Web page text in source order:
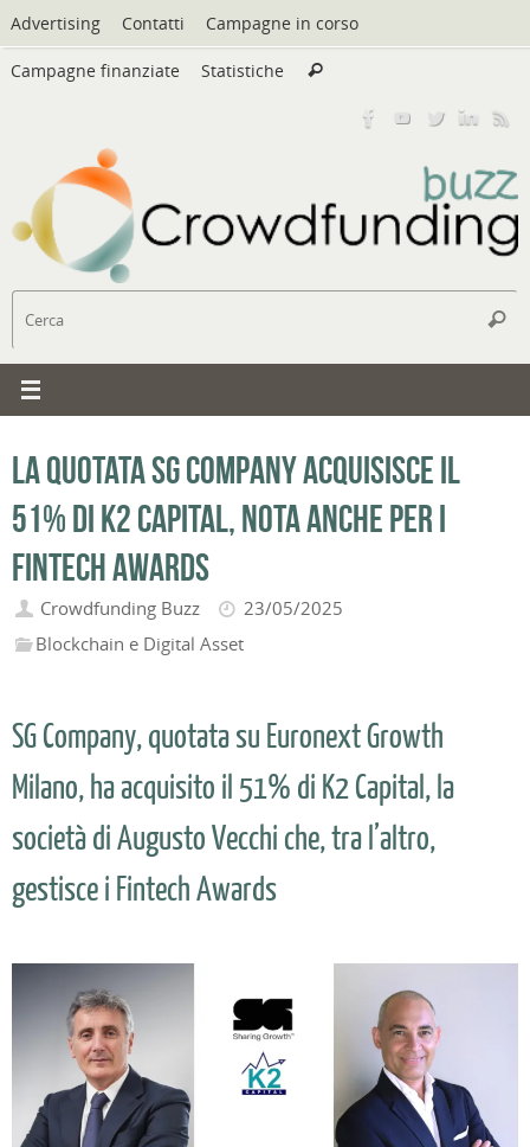
Vai
al
contenuto
Advertising Contatti Campagne in corso
Campagne finanziate Statistiche Cerca
Cerca
La quotata SG Company acquisisce il
51% di K2 Capital, nota anche per i
Fintech Awards
Crowdfunding Buzz
23/05/2025
Blockchain e Digital Asset
SG Company, quotata su Euronext Growth
Milano, ha acquisito il 51% di K2 Capital, la
società di Augusto Vecchi che, tra l’altro,
gestisce i Fintech Awards